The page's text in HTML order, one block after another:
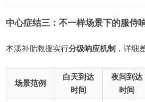
中心症结三：不一样场景下的服侍
本溪补胎救援实行分级响应机制 ，详细
场景范例
白天到达
时间
夜间到达
时间